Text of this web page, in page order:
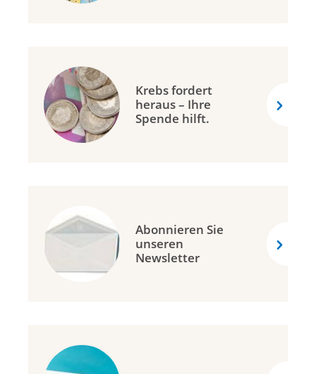
Krebs fordert
heraus – Ihre
Spende hilft.
Abonnieren Sie
unseren
Newsletter